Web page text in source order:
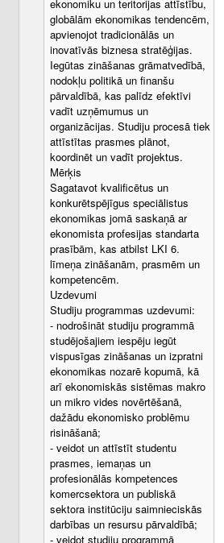
ekonomiku un teritorijas attīstību,
globālām ekonomikas tendencēm,
apvienojot tradicionālās un
inovatīvās biznesa stratēģijas.
Iegūtas zināšanas grāmatvedībā,
nodokļu politikā un finanšu
pārvaldībā, kas palīdz efektīvi
vadīt uzņēmumus un
organizācijas. Studiju procesā tiek
attīstītas prasmes plānot,
koordinēt un vadīt projektus.
Mērķis
Sagatavot kvalificētus un
konkurētspējīgus speciālistus
ekonomikas jomā saskaņā ar
ekonomista profesijas standarta
prasībām, kas atbilst LKI 6.
līmeņa zināšanām, prasmēm un
kompetencēm.
Uzdevumi
Studiju programmas uzdevumi:
- nodrošināt studiju programmā
studējošajiem iespēju iegūt
vispusīgas zināšanas un izpratni
ekonomikas nozarē kopumā, kā
arī ekonomiskās sistēmas makro
un mikro vides novērtēšanā,
dažādu ekonomisko problēmu
risināšanā;
- veidot un attīstīt studentu
prasmes, iemaņas un
profesionālās kompetences
komercsektora un publiskā
sektora institūciju saimnieciskās
darbības un resursu pārvaldībā;
- veidot studiju programmā